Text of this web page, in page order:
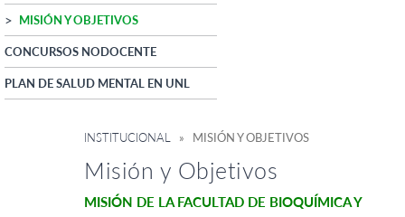
MISIÓN Y OBJETIVOS
CONCURSOS NODOCENTE
PLAN DE SALUD MENTAL EN UNL
INSTITUCIONAL » MISIÓN Y OBJETIVOS
Misión y Objetivos
MISIÓN DE LA FACULTAD DE BIOQUÍMICA Y